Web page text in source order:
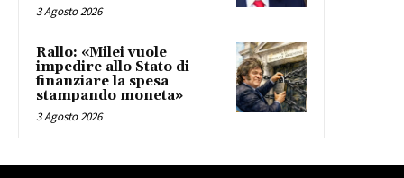
3 Agosto 2026
Rallo: «Milei vuole
impedire allo Stato di
finanziare la spesa
stampando moneta»
3 Agosto 2026